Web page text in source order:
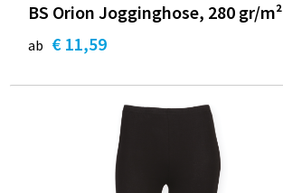
BS Orion Jogginghose, 280 gr/m²
ab € 11,59